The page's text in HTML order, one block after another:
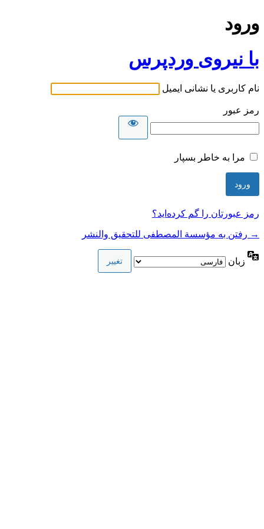
ورود
با نیروی وردپرس
نام کاربری یا نشانی ایمیل
رمز عبور
مرا به خاطر بسپار
رمز عبورتان را گم کرده‌اید؟
→ رفتن به مؤسسة المصطفى للتحقيق والنشر
زبان